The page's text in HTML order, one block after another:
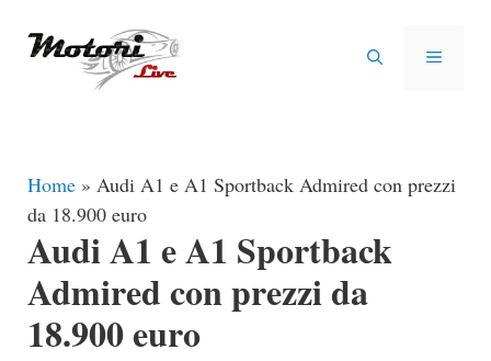
MENU
Home » Audi A1 e A1 Sportback Admired con prezzi
da 18.900 euro
Audi A1 e A1 Sportback
Admired con prezzi da
18.900 euro